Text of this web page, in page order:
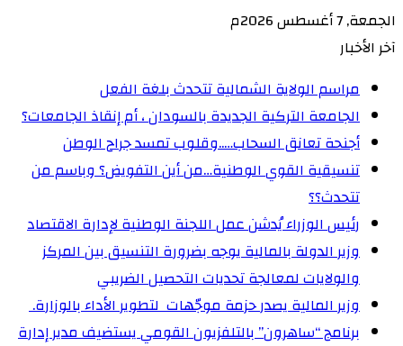
الجمعة, 7 أغسطس 2026م
آخر الأخبار
مراسم الولاية الشمالية تتحدث بلغة الفعل
الجامعة التركية الجديدة بالسودان ، أم إنقاذ الجامعات؟
أجنحة تعانق السحاب…..وقلوب تمسد جراح الوطن
تنسيقية القوي الوطنية…من أين التفويض؟ وباسم من
تتحدث؟؟
رئيس الوزراء يُدشن عمل اللجنة الوطنية لإدارة الاقتصاد
وزير الدولة بالمالية يوجه بضرورة التنسيق بين المركز
والولايات لمعالجة تحديات التحصيل الضريبي‏
وزير المالية يصدر حزمة موجّهات لتطوير الأداء بالوزارة. ‏
برنامج “ساهرون” بالتلفزيون القومي يستضيف مدير إدارة